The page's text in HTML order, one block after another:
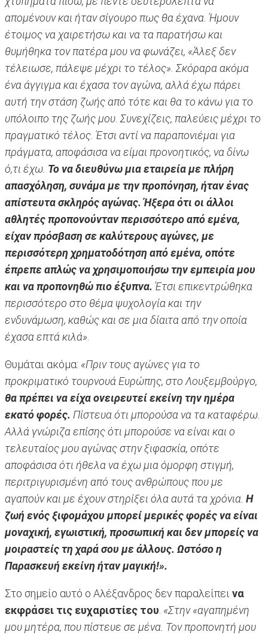
απομένουν και ήταν σίγουρο πως θα έχανα. Ήμουν
έτοιμος να χαιρετήσω και να τα παρατήσω και
θυμήθηκα τον πατέρα μου να φωνάζει, «Άλεξ δεν
τέλειωσε, πάλεψε μέχρι το τέλος». Σκόραρα ακόμα
ένα άγγιγμα και έχασα τον αγώνα, αλλά έχω πάρει
αυτή την στάση ζωής από τότε και θα το κάνω για το
υπόλοιπο της ζωής μου. Συνεχίζεις, παλεύεις μέχρι το
πραγματικό τέλος. Έτσι αντί να παραπονιέμαι για
πράγματα, αποφάσισα να είμαι προνοητικός, να δίνω
ό,τι έχω. Το να διευθύνω μια εταιρεία με πλήρη
απασχόληση, συνάμα με την προπόνηση, ήταν ένας
απίστευτα σκληρός αγώνας. Ήξερα ότι οι άλλοι
αθλητές προπονούνταν περισσότερο από εμένα,
είχαν πρόσβαση σε καλύτερους αγώνες, με
περισσότερη χρηματοδότηση από εμένα, οπότε
έπρεπε απλώς να χρησιμοποιήσω την εμπειρία μου
και να προπονηθώ πιο έξυπνα. Έτσι επικεντρώθηκα
περισσότερο στο θέμα ψυχολογία και την
ενδυνάμωση, καθώς και σε μια δίαιτα από την οποία
έχασα επτά κιλά».
Θυμάται ακόμα: «Πριν τους αγώνες για το
προκριματικό τουρνουά Ευρώπης, στο Λουξεμβούργο,
θα πρέπει να είχα ονειρευτεί εκείνη την ημέρα
εκατό φορές. Πίστευα ότι μπορούσα να τα καταφέρω.
Αλλά γνώριζα επίσης ότι μπορούσε να είναι και ο
τελευταίος μου αγώνας στην ξιφασκία, οπότε
αποφάσισα ότι ήθελα να έχω μια όμορφη στιγμή,
περιτριγυρισμένη από τους ανθρώπους που με
αγαπούν και με έχουν στηρίξει όλα αυτά τα χρόνια. Η
ζωή ενός ξιφομάχου μπορεί μερικές φορές να είναι
μοναχική, εγωιστική, προσωπική και δεν μπορείς να
μοιραστείς τη χαρά σου με άλλους. Ωστόσο η
Παρασκευή εκείνη ήταν μαγική!».
Στο σημείο αυτό ο Αλέξανδρος δεν παραλείπει να
εκφράσει τις ευχαριστίες του. «Στην «αγαπημένη
μου μητέρα, που πίστευε σε μένα. Τον προπονητή μου